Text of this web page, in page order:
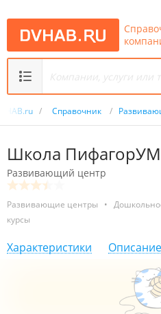
/ Справочник /
Школа ПифагорУМ
Развивающий центр
Развивающие центры •
курсы
Характеристики Описание